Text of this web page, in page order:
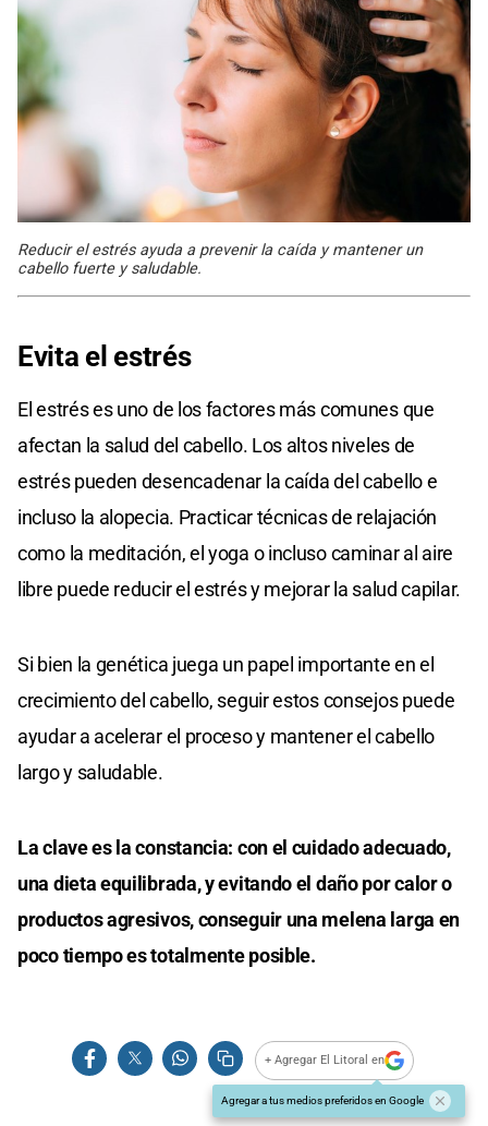
Reducir el estrés ayuda a prevenir la caída y mantener un
cabello fuerte y saludable.
Evita el estrés
El estrés es uno de los factores más comunes que
afectan la salud del cabello. Los altos niveles de
estrés pueden desencadenar la caída del cabello e
incluso la alopecia. Practicar técnicas de relajación
como la meditación, el yoga o incluso caminar al aire
libre puede reducir el estrés y mejorar la salud capilar.
Si bien la genética juega un papel importante en el
crecimiento del cabello, seguir estos consejos puede
ayudar a acelerar el proceso y mantener el cabello
largo y saludable.
La clave es la constancia: con el cuidado adecuado,
una dieta equilibrada, y evitando el daño por calor o
productos agresivos, conseguir una melena larga en
poco tiempo es totalmente posible.
+ Agregar El Litoral en
Agregar a tus medios preferidos en Google